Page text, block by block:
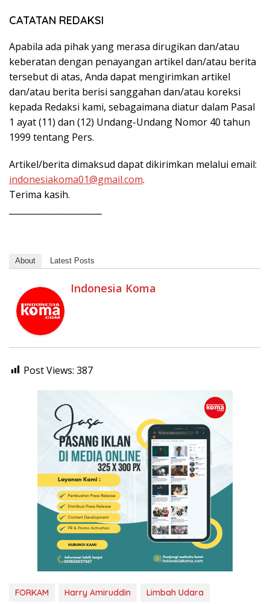
CATATAN REDAKSI
Apabila ada pihak yang merasa dirugikan dan/atau
keberatan dengan penayangan artikel dan/atau berita
tersebut di atas, Anda dapat mengirimkan artikel
dan/atau berita berisi sanggahan dan/atau koreksi
kepada Redaksi kami, sebagaimana diatur dalam Pasal
1 ayat (11) dan (12) Undang-Undang Nomor 40 tahun
1999 tentang Pers.
Artikel/berita dimaksud dapat dikirimkan melalui email:
indonesiakoma01@gmail.com.
Terima kasih.
About Latest Posts
Indonesia Koma
Post Views: 387
FORKAM Harry Amiruddin
Limbah Udara